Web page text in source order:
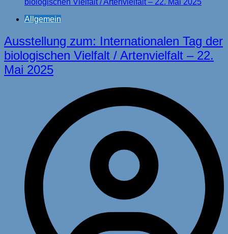
Allgemein
Ausstellung zum: Internationalen Tag der
biologischen Vielfalt / Artenvielfalt – 22.
Mai 2025